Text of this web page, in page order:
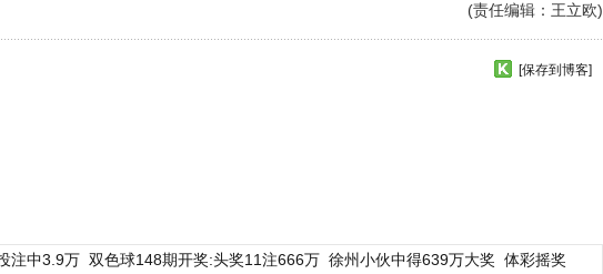
(责任编辑：王立欧)
[保存到博客]
注中3.9万 双色球148期开奖:头奖11注666万 徐州小伙中得639万大奖 体彩摇奖